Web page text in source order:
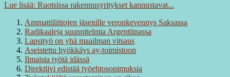
Lue lisää: Ruotsissa rakennusyritykset kannustavat...
Ammattiliittojen jäsenille veronkevennys Saksassa
Radikaaleja suunnitelmia Argentiinassa
Lapsityö on yhä maailman vitsaus
Aseistettu hyökkäys ay-toimistoon
Ilmaista työtä idässä
Direktiivi edistää työehtosopimuksia